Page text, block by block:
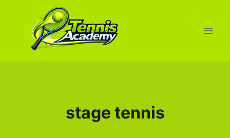
contenu
stage tennis